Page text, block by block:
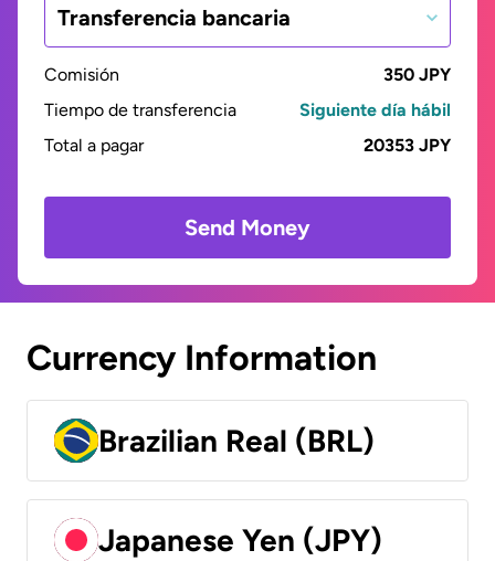
Transferencia bancaria
Comisión
350 JPY
Tiempo de transferencia
Siguiente día hábil
Total a pagar
20353 JPY
Send Money
Currency Information
Brazilian Real (BRL)
Japanese Yen (JPY)